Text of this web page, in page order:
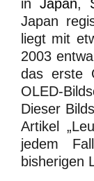
in Japan,
Japan
liegt mit
2003
das erste
OLED-
Dieser
Artikel
jedem
bisherigen